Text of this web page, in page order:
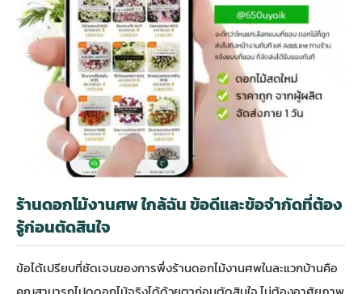
ร้านดอกไม้งานศพ ใกล้ฉัน ข้อดีและข้อจำกัดที่ต้อง
รู้ก่อนตัดสินใจ
ข้อได้เปรียบที่ชัดเจนของการพึ่งร้านดอกไม้งานศพในละแวกบ้านคือ